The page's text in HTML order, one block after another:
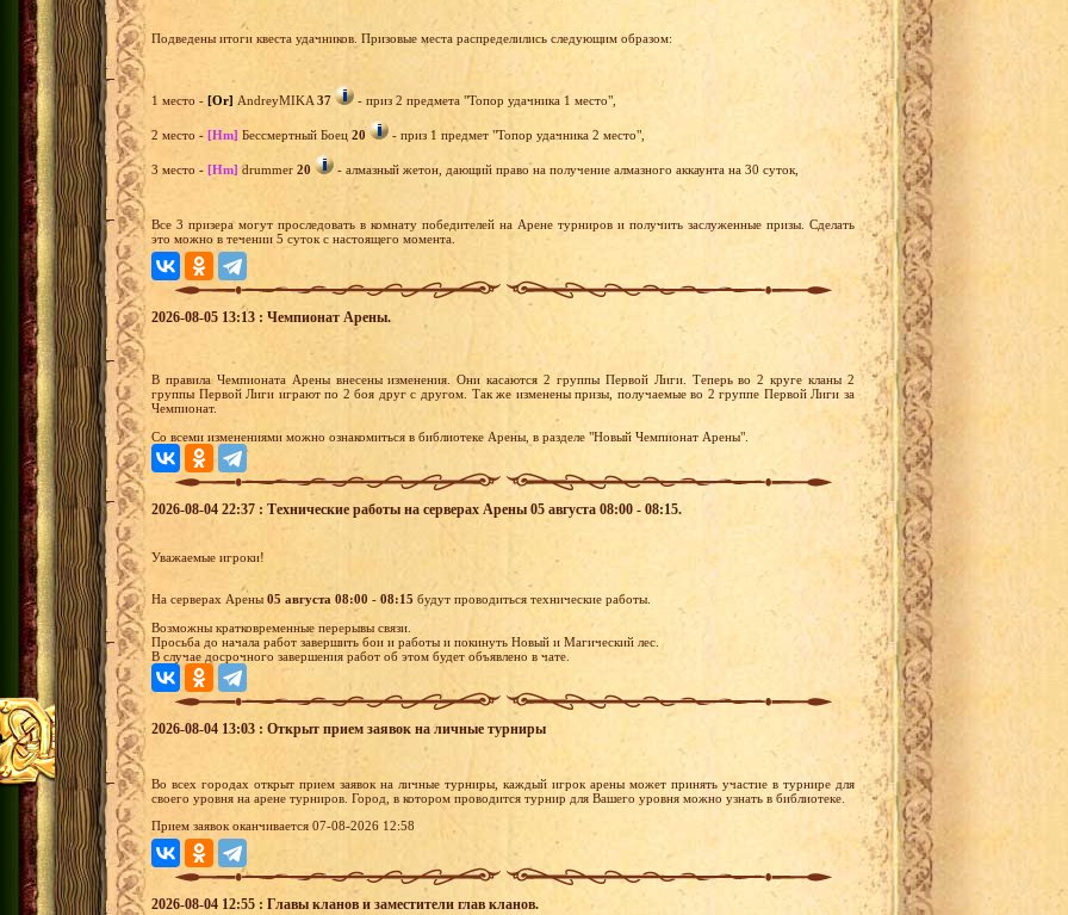
Подведены итоги квеста удачников. Призовые места распределились следующим образом:
1 место - [Or] AndreyMIKA 37 - приз 2 предмета "Топор удачника 1 место",
2 место - [Hm] Бессмертный Боец 20 - приз 1 предмет "Топор удачника 2 место",
3 место - [Hm] drummer 20 - алмазный жетон, дающий право на получение алмазного аккаунта на 30 суток,
Все 3 призера могут проследовать в комнату победителей на Арене турниров и получить заслуженные призы. Сделать
это можно в течении 5 суток с настоящего момента.
2026-08-05 13:13 : Чемпионат Арены.
В правила Чемпионата Арены внесены изменения. Они касаются 2 группы Первой Лиги. Теперь во 2 круге кланы 2
группы Первой Лиги играют по 2 боя друг с другом. Так же изменены призы, получаемые во 2 группе Первой Лиги за
Чемпионат.
Со всеми изменениями можно ознакомиться в библиотеке Арены, в разделе "Новый Чемпионат Арены".
2026-08-04 22:37 : Технические работы на серверах Арены 05 августа 08:00 - 08:15.
Уважаемые игроки!
На серверах Арены 05 августа 08:00 - 08:15 будут проводиться технические работы.
Возможны кратковременные перерывы связи.
Просьба до начала работ завершить бои и работы и покинуть Новый и Магический лес.
В случае досрочного завершения работ об этом будет объявлено в чате.
2026-08-04 13:03 : Открыт прием заявок на личные турниры
Во всех городах открыт прием заявок на личные турниры, каждый игрок арены может принять участие в турнире для
своего уровня на арене турниров. Город, в котором проводится турнир для Вашего уровня можно узнать в библиотеке.
Прием заявок оканчивается 07-08-2026 12:58
2026-08-04 12:55 : Главы кланов и заместители глав кланов.